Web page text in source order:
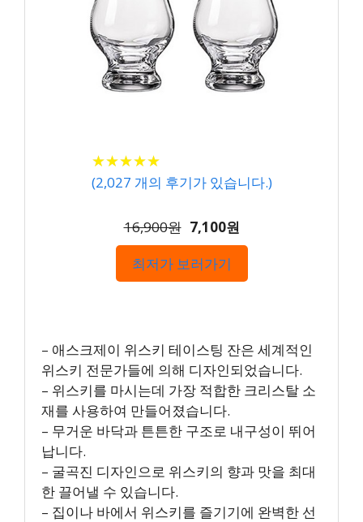
★★★★★
★★★★★
(2,027 개의 후기가 있습니다.)
16,900원 7,100원
최저가 보러가기
– 애스크제이 위스키 테이스팅 잔은 세계적인
위스키 전문가들에 의해 디자인되었습니다.
– 위스키를 마시는데 가장 적합한 크리스탈 소
재를 사용하여 만들어졌습니다.
– 무거운 바닥과 튼튼한 구조로 내구성이 뛰어
납니다.
– 굴곡진 디자인으로 위스키의 향과 맛을 최대
한 끌어낼 수 있습니다.
– 집이나 바에서 위스키를 즐기기에 완벽한 선